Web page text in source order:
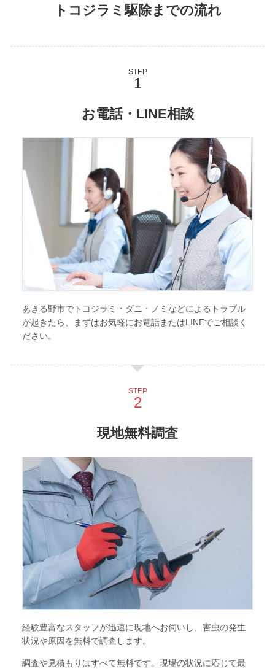
トコジラミ駆除までの流れ
STEP
お電話・LINE相談
あきる野市でトコジラミ・ダニ・ノミなどによるトラブル
が起きたら、まずはお気軽にお電話またはLINEでご相談く
ださい。
STEP
現地無料調査
経験豊富なスタッフが迅速に現地へお伺いし、害虫の発生
状況や原因を無料で調査します。
調査や見積もりはすべて無料です。現場の状況に応じて最